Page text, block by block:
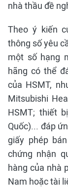
nhà thầu đề
Theo ý kiến
thông số yêu
một số hạng
hãng có thể
của HSMT,
Mitsubishi
HSMT; thiết
Quốc)... đáp
giấy phép
chứng nhận
hàng của nhà
Nam hoặc tài